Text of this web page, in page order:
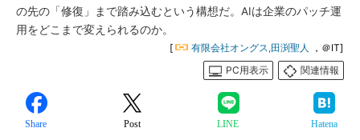
の先の「修復」まで踏み込むという構想だ。AIは企業のパッチ運
用をどこまで変えられるのか。
[ 有限会社オングス,田渕聖人
，＠IT]
PC用表示
関連情報
Share Post LINE Hatena